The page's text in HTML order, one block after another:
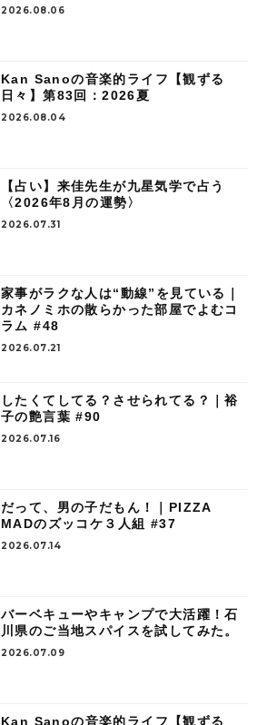
2026.08.06
Kan Sanoの音楽的ライフ【観ずる
日々】第83回：2026夏
2026.08.04
【占い】来佳先生が九星気学で占う
〈2026年8月の運勢〉
2026.07.31
家事がラクな人は“動線”を見ている｜
カネノミホの散らかった部屋でよむコ
ラム #48
2026.07.21
したくてしてる？させられてる？｜裕
子の艶言葉 #90
2026.07.16
だって、男の子だもん！｜PIZZA
MADのズッコケ３人組 #37
2026.07.14
バーベキューやキャンプで大活躍！石
川県のご当地スパイスを試してみた。
2026.07.09
Kan Sanoの音楽的ライフ【観ずる